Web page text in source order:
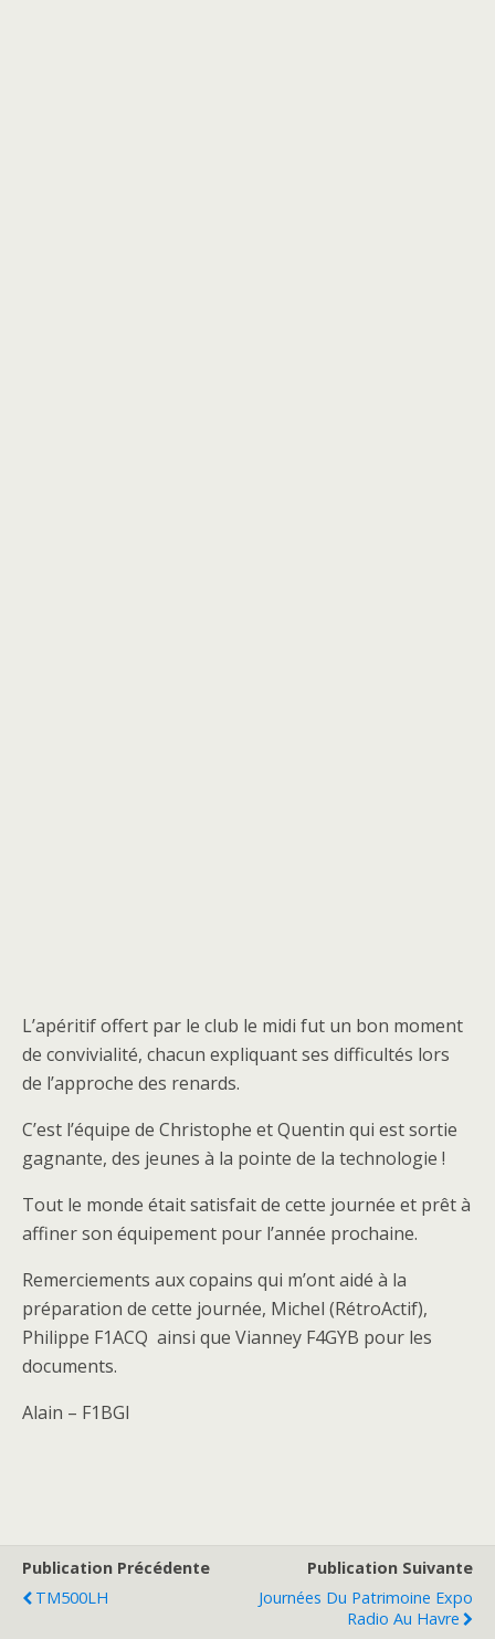
L’apéritif offert par le club le midi fut un bon moment
de convivialité, chacun expliquant ses difficultés lors
de l’approche des renards.
C’est l’équipe de Christophe et Quentin qui est sortie
gagnante, des jeunes à la pointe de la technologie !
Tout le monde était satisfait de cette journée et prêt à
affiner son équipement pour l’année prochaine.
Remerciements aux copains qui m’ont aidé à la
préparation de cette journée, Michel (RétroActif),
Philippe F1ACQ ainsi que Vianney F4GYB pour les
documents.
Alain – F1BGI
Publication Précédente
TM500LH
Publication Suivante
Journées Du Patrimoine Expo
Radio Au Havre